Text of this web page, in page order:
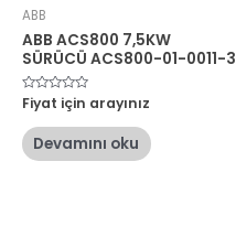
ABB
ABB ACS800 7,5KW
SÜRÜCÜ ACS800-01-0011-3
5
üzerinden
oy
aldı
Fiyat için arayınız
Devamını oku